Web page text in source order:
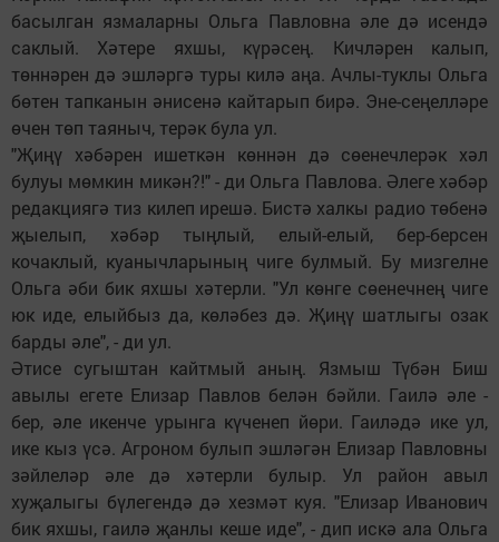
басылган язмаларны Ольга Павловна әле дә исендә
саклый. Хәтере яхшы, күрәсең. Кичләрен калып,
төннәрен дә эшләргә туры килә аңа. Ачлы-туклы Ольга
бөтен тапканын әнисенә кайтарып бирә. Эне-сеңелләре
өчен төп таяныч, терәк була ул.
"Җиңү хәбәрен ишеткән көннән дә сөенечлерәк хәл
булуы мөмкин микән?!" - ди Ольга Павлова. Әлеге хәбәр
редакциягә тиз килеп ирешә. Бистә халкы радио төбенә
җыелып, хәбәр тыңлый, елый-елый, бер-берсен
кочаклый, куанычларының чиге булмый. Бу мизгелне
Ольга әби бик яхшы хәтерли. "Ул көнге сөенечнең чиге
юк иде, елыйбыз да, көләбез дә. Җиңү шатлыгы озак
барды әле", - ди ул.
Әтисе сугыштан кайтмый аның. Язмыш Түбән Биш
авылы егете Елизар Павлов белән бәйли. Гаилә әле -
бер, әле икенче урынга күченеп йөри. Гаиләдә ике ул,
ике кыз үсә. Агроном булып эшләгән Елизар Павловны
зәйлеләр әле дә хәтерли булыр. Ул район авыл
хуҗалыгы бүлегендә дә хезмәт куя. "Елизар Иванович
бик яхшы, гаилә җанлы кеше иде", - дип искә ала Ольга